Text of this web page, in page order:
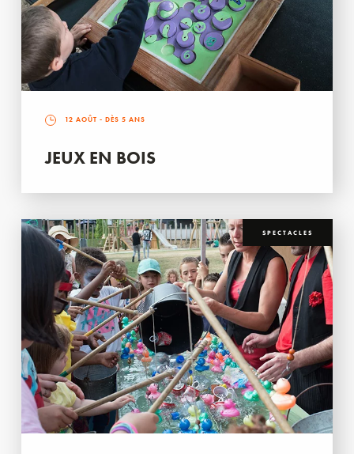
12 AOÛT - DÈS 5 ANS
JEUX EN BOIS
SPECTACLES